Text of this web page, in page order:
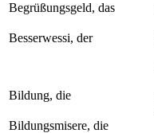
Begrüßungsgeld, das
Besserwessi, der
Bildung, die
Bildungsmisere, die